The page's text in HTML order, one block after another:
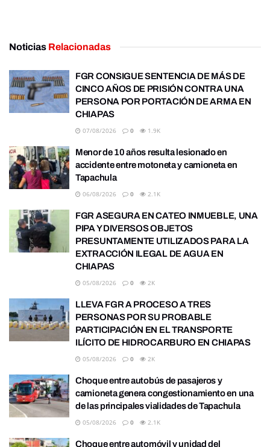
Noticias Relacionadas
FGR CONSIGUE SENTENCIA DE MÁS DE
CINCO AÑOS DE PRISIÓN CONTRA UNA
PERSONA POR PORTACIÓN DE ARMA EN
CHIAPAS
07/08/2026 0 1.9K
Menor de 10 años resulta lesionado en
accidente entre motoneta y camioneta en
Tapachula
06/08/2026 0 2.1K
FGR ASEGURA EN CATEO INMUEBLE, UNA
PIPA Y DIVERSOS OBJETOS
PRESUNTAMENTE UTILIZADOS PARA LA
EXTRACCIÓN ILEGAL DE AGUA EN
CHIAPAS
05/08/2026 0 2K
LLEVA FGR A PROCESO A TRES
PERSONAS POR SU PROBABLE
PARTICIPACIÓN EN EL TRANSPORTE
ILÍCITO DE HIDROCARBURO EN CHIAPAS
05/08/2026 0 2K
Choque entre autobús de pasajeros y
camioneta genera congestionamiento en una
de las principales vialidades de Tapachula
05/08/2026 0 2.1K
Choque entre automóvil y unidad del